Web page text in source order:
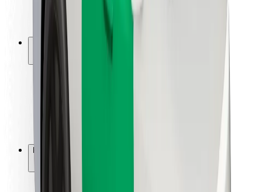
Bezpečnost na koloběžce
Laboratoř bezpečnosti
Lokality
Řešení pro města
Letiště
Nabíjecí stanice Bolt